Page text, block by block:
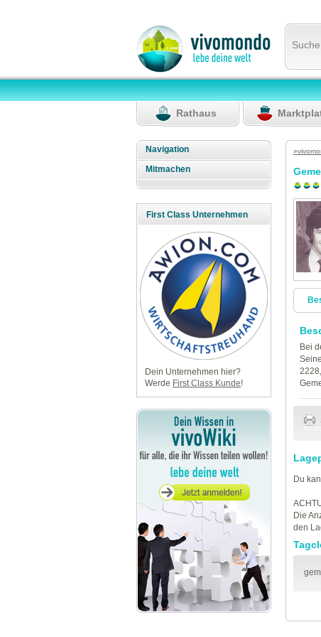
Rathaus
Navigation
Mitmachen
First Class Unternehmen
Dein Unternehmen hier?
Werde First Class Kunde!
Bei
Du
Die
den